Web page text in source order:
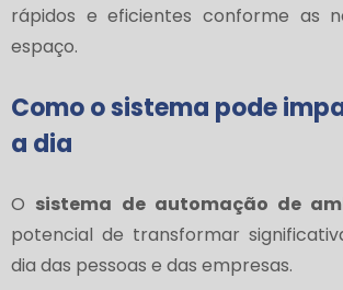
rápidos e eficientes conforme as
espaço.
Como o sistema pode
a dia
O sistema de automação de
potencial de transformar
dia das pessoas e das empresas.